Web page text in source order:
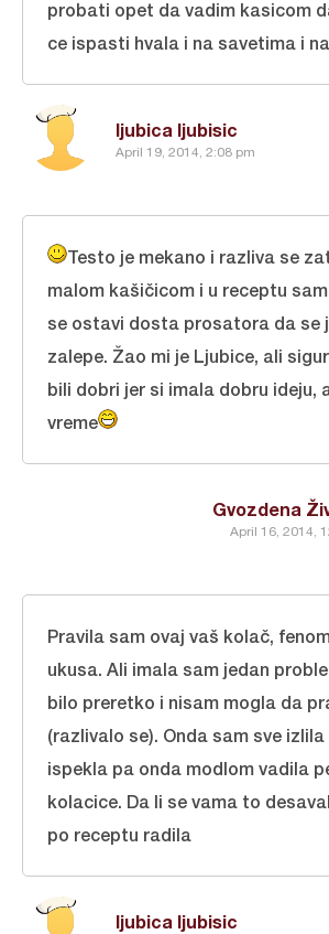
ljubica ljubisic
April 19, 2014, 2:08 pm
probati opet da vadim kasicom
ce ispasti hvala i na savetima i
Gvozdena
April 16, 2014,
Testo je mekano i razliva se
malom kašičicom i u receptu
se ostavi dosta prosatora da se
zalepe. Žao mi je Ljubice, ali
bili dobri jer si imala dobru ideju,
vreme
ljubica ljubisic
Pravila sam ovaj vaš kolač,
ukusa. Ali imala sam jedan
bilo preretko i nisam mogla da
(razlivalo se). Onda sam sve izlila
ispekla pa onda modlom vadila
kolacice. Da li se vama to
po receptu radila